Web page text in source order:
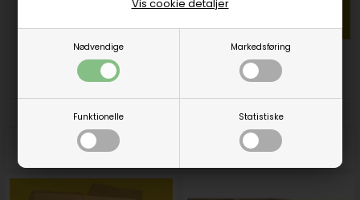
Nødvendige Markedsføring
Funktionelle Statistiske
Vis cookie detaljer
Arbejdshandsker Plus Proff.
DKK 99,00
DKK 89,00
Stort Vaskeskind (til fx. bilen)
Syntetisk 35 x 40 cm
DKK 29,00